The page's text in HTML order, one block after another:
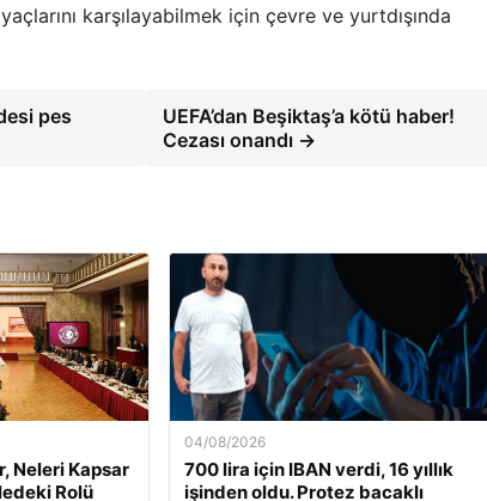
karşılayabilmek için çevre ve yurtdışında
pes
UEFA’dan Beşiktaş’a kötü haber!
Cezası onandı →
Neleri Kapsar
Rolü
04/08/2026
700 lira için IBAN verdi, 16 yıllık
işinden oldu. Protez bacaklı